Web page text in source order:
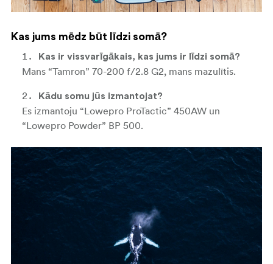
Kas jums mēdz būt līdzi somā?
Kas ir vissvarīgākais, kas jums ir līdzi somā?
Mans “Tamron” 70-200 f/2.8 G2, mans mazulītis.
Kādu somu jūs izmantojat?
Es izmantoju “Lowepro ProTactic” 450AW un
“Lowepro Powder” BP 500.